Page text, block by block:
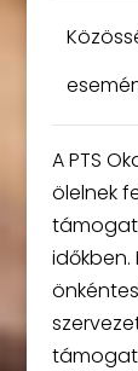
A PTS
ölelnek
időkben.